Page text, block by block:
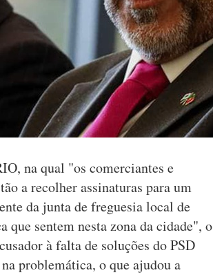
na qual "os comerciantes e
a recolher assinaturas para um
da junta de freguesia local de
sentem nesta zona da cidade", o
à falta de soluções do PSD
problemática, o que ajudou a